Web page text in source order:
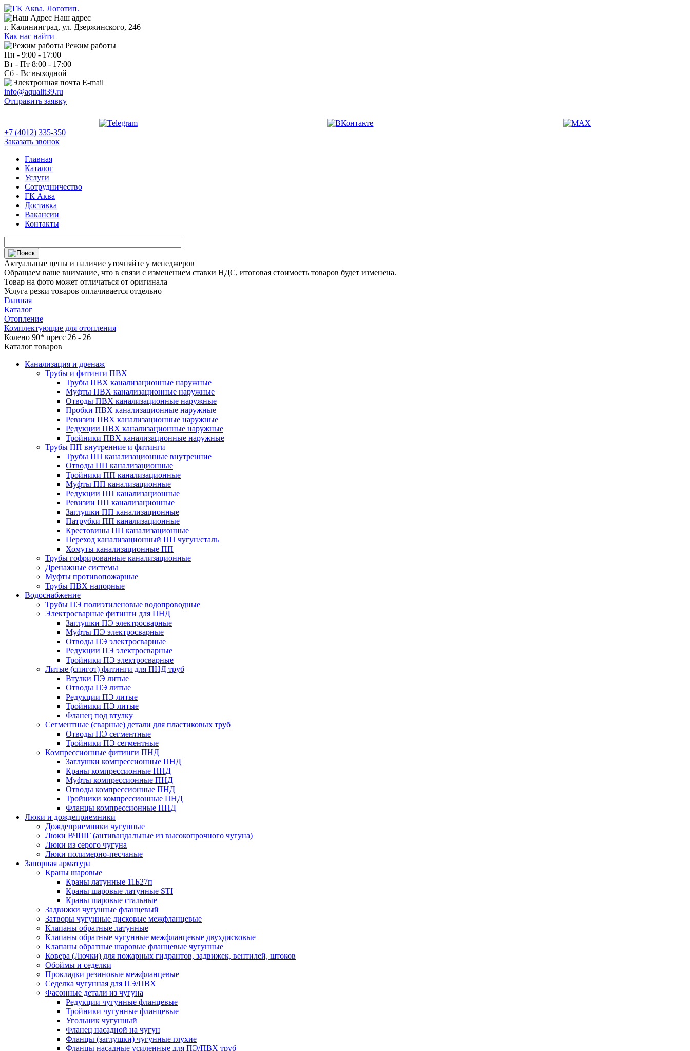
Наш адрес
г. Калининград, ул. Дзержинского, 246
Как нас найти
Режим работы
Пн - 9:00 - 17:00
Вт - Пт 8:00 - 17:00
Сб - Вс выходной
E-mail
info@aqualit39.ru
Отправить заявку
+7 (4012) 335-350
Заказать звонок
Главная
Каталог
Услуги
Сотрудничество
ГК Аква
Доставка
Вакансии
Контакты
Актуальные цены и наличие уточняйте у менеджеров
Обращаем ваше внимание, что в связи с изменением ставки НДС, итоговая стоимость товаров будет изменена.
Товар на фото может отличаться от оригинала
Услуга резки товаров оплачивается отдельно
Главная
Каталог
Отопление
Комплектующие для отопления
Колено 90* пресс 26 - 26
Каталог товаров
Канализация и дренаж
Трубы и фитинги ПВХ
Трубы ПВХ канализационные наружные
Муфты ПВХ канализационные наружные
Отводы ПВХ канализационные наружные
Пробки ПВХ канализационные наружные
Ревизии ПВХ канализационные наружные
Редукции ПВХ канализационные наружные
Тройники ПВХ канализационные наружные
Трубы ПП внутренние и фитинги
Трубы ПП канализационные внутренние
Отводы ПП канализационные
Тройники ПП канализационные
Муфты ПП канализационные
Редукции ПП канализационные
Ревизии ПП канализационные
Заглушки ПП канализационные
Патрубки ПП канализационные
Крестовины ПП канализационные
Переход канализационный ПП чугун/сталь
Хомуты канализационные ПП
Трубы гофрированные канализационные
Дренажные системы
Муфты противопожарные
Трубы ПВХ напорные
Водоснабжение
Трубы ПЭ полиэтиленовые водопроводные
Электросварные фитинги для ПНД
Заглушки ПЭ электросварные
Муфты ПЭ электросварные
Отводы ПЭ электросварные
Редукции ПЭ электросварные
Тройники ПЭ электросварные
Литые (спигот) фитинги для ПНД труб
Втулки ПЭ литые
Отводы ПЭ литые
Редукции ПЭ литые
Тройники ПЭ литые
Фланец под втулку
Сегментные (сварные) детали для пластиковых труб
Отводы ПЭ сегментные
Тройники ПЭ сегментные
Компрессионные фитинги ПНД
Заглушки компрессионные ПНД
Краны компрессионные ПНД
Муфты компрессионные ПНД
Отводы компрессионные ПНД
Тройники компрессионные ПНД
Фланцы компрессионные ПНД
Люки и дождеприемники
Дождеприемники чугунные
Люки ВЧШГ (антивандальные из высокопрочного чугуна)
Люки из серого чугуна
Люки полимерно-песчаные
Запорная арматура
Краны шаровые
Краны латунные 11Б27п
Краны шаровые латунные STI
Краны шаровые стальные
Задвижки чугунные фланцевый
Затворы чугунные дисковые межфланцевые
Клапаны обратные латунные
Клапаны обратные чугунные межфланцевые двухдисковые
Клапаны обратные шаровые фланцевые чугунные
Ковера (Лючки) для пожарных гидрантов, задвижек, вентилей, штоков
Обоймы и седелки
Прокладки резиновые межфланцевые
Седелка чугунная для ПЭ/ПВХ
Фасонные детали из чугуна
Редукции чугунные фланцевые
Тройники чугунные фланцевые
Угольник чугунный
Фланец насадной на чугун
Фланцы (заглушки) чугунные глухие
Фланцы насадные усиленные для ПЭ/ПВХ труб